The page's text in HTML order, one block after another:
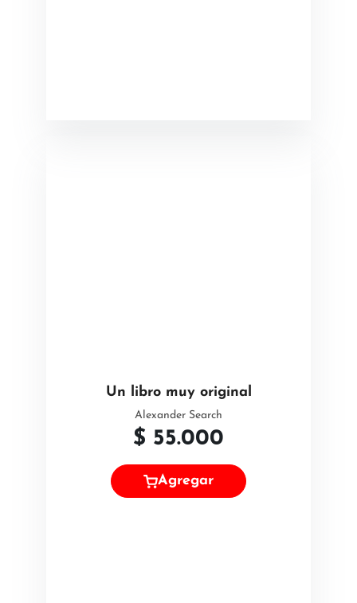
Un libro muy original
Alexander Search
$ 55.000
Agregar